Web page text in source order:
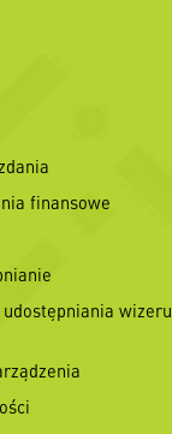
finansowe